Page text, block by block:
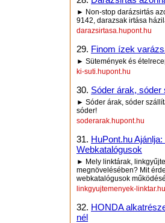
► Non-stop darázsirtás
9142, darazsak irtása
darazsirtasa.hupont.hu
29. Finom ízek
► Sütemények és
ki-suti.hupont.hu
30. Sóder árak,
► Sóder árak, sóder
sóder!
soderarak.hupont.hu
31. HuPont.hu
Webkatalógusok
► Mely linktárak,
megnövelésében? Mit
webkatalógusok
linkgyujtemenyek-
32. HONDA
nél